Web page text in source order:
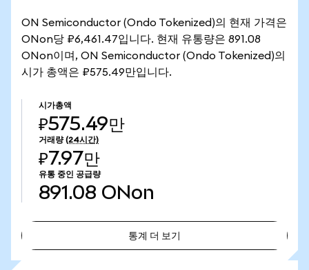
ON Semiconductor (Ondo Tokenized)의 현재 가격은
ONon당 ₽6,461.47입니다. 현재 유통량은 891.08
ONon이며, ON Semiconductor (Ondo Tokenized)의
시가 총액은 ₽575.49만입니다.
시가총액
₽575.49만
거래량 (24시간)
₽7.97만
유통 중인 공급량
891.08 ONon
통계 더 보기